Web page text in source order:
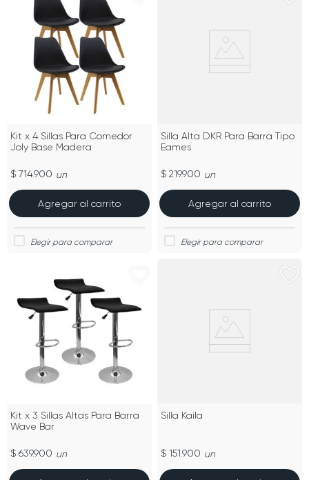
Kit x 4 Sillas Para Comedor
Joly Base Madera
$ 714.900 un
Agregar al carrito
Silla Alta DKR Para Barra Tipo
Eames
$ 219.900 un
Agregar al carrito
Kit x 3 Sillas Altas Para Barra
Wave Bar
$ 639.900 un
Silla Kaila
$ 151.900 un